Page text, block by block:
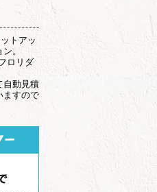
トアッ
。
ロリダ
自動見積
ますので